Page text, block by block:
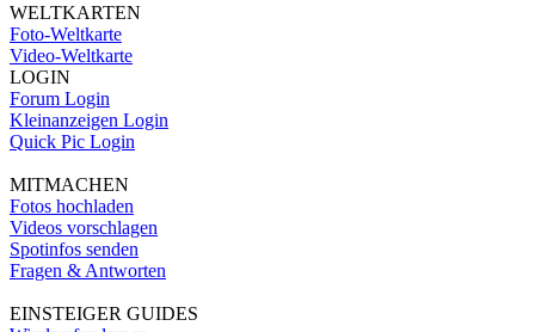
WELTKARTEN
Foto-Weltkarte
Video-Weltkarte
LOGIN
Forum Login
Kleinanzeigen Login
Quick Pic Login
MITMACHEN
Fotos hochladen
Videos vorschlagen
Spotinfos senden
Fragen & Antworten
EINSTEIGER GUIDES